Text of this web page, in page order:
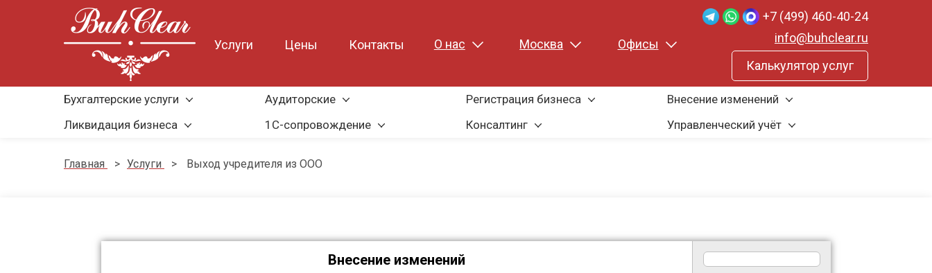
Услуги Цены Контакты О нас Москва Офисы
+7 (499) 460-40-24
info@buhclear.ru
Калькулятор услуг
Бухгалтерские услуги Аудиторские Регистрация бизнеса
Внесение изменений
Ликвидация бизнеса
1С-сопровождение Консалтинг Управленческий учёт
Главная > Услуги > Выход учредителя из ООО
Внесение изменений